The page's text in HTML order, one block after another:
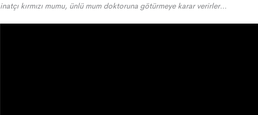
inatçı kırmızı mumu, ünlü mum doktoruna götürmeye karar verirler…